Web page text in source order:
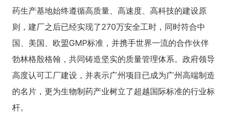
药生产基地始终遵循高质量、高速度、高科技的建设原
则，建厂之后已经实现了270万安全工时，同时符合中
国、美国、欧盟GMP标准，并携手世界一流的合作伙伴
勃林格殷格翰，共同铸造坚实的质量管理体系。政府领导
高度认可工厂建设，并表示广州项目已成为广州高端制造
的名片，更为生物制药产业树立了超越国际标准的行业标
杆。